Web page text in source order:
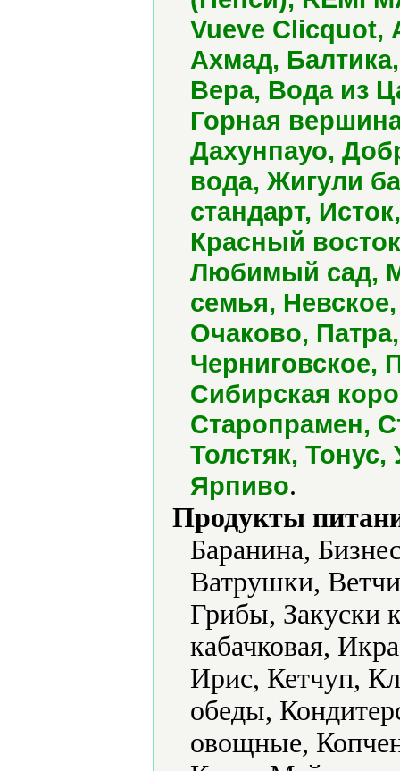
Vueve
Ахмад,
Вера, Вода из
Горная
Дахунпауо,
вода, Жигули
стандарт,
Красный
Любимый сад,
семья,
Очаково,
Черниговское,
Сибирская
Старопрамен,
Толстяк,
Ярпиво.
Продукты
Баранина,
Ватрушки,
Грибы, Закуски
кабачковая,
Ирис, Кетчуп,
обеды,
овощные,